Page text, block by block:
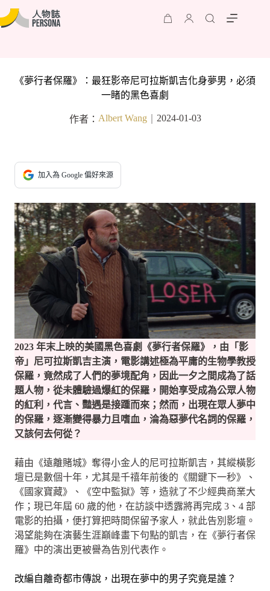
《夢行者保羅》：最狂影帝尼可拉斯凱吉化身夢男，必須
一睹的黑色喜劇
作者： Albert Wang｜ 2024-01-03
加入為 Google 偏好來源
2023 年末上映的美國黑色喜劇《夢行者保羅》，由「影
帝」尼可拉斯凱吉主演，電影講述極為平庸的生物學教授
保羅，竟然成了人們的夢境配角，因此一夕之間成為了話
題人物，從未體驗過爆紅的保羅，開始享受成為公眾人物
的紅利，代言、豔遇是接踵而來；然而，出現在眾人夢中
的保羅，逐漸變得暴力且嗜血，淪為惡夢代名詞的保羅，
又該何去何從？
藉由《遠離賭城》奪得小金人的尼可拉斯凱吉，其縱橫影
壇已是數個十年，尤其是千禧年前後的《關鍵下一秒》、
《國家寶藏》、《空中監獄》等，造就了不少經典商業大
作；現已年屆 60 歲的他，在訪談中透露將再完成 3、4 部
電影的拍攝，便打算把時間保留予家人，就此告別影壇。
渴望能夠在演藝生涯巔峰畫下句點的凱吉，在《夢行者保
羅》中的演出更被譽為告別代表作。
改編自離奇都市傳說，出現在夢中的男子究竟是誰？